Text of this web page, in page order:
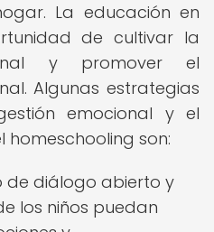
La educación en
de cultivar la
y promover el
Algunas estrategias
emocional y el
homeschooling son:
de diálogo abierto y
los niños puedan